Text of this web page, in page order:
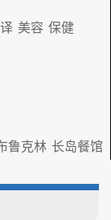
美容 保健
鲁克林 长岛餐馆